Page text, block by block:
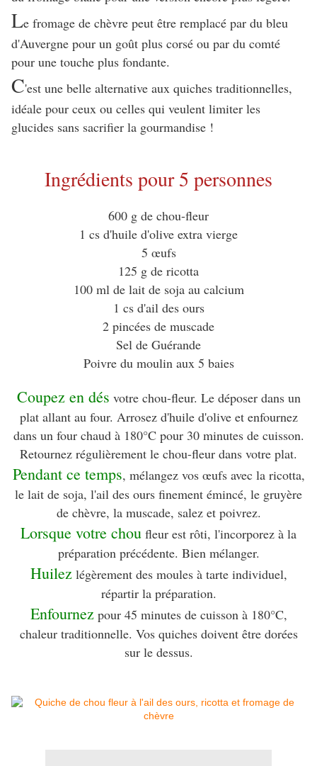
Le fromage de chèvre peut être remplacé par du bleu
d'Auvergne pour un goût plus corsé ou par du comté
pour une touche plus fondante.
C'est une belle alternative aux quiches traditionnelles,
idéale pour ceux ou celles qui veulent limiter les
glucides sans sacrifier la gourmandise !
Ingrédients pour 5 personnes
600 g de chou-fleur
1 cs d'huile d'olive extra vierge
5 œufs
125 g de ricotta
100 ml de lait de soja au calcium
1 cs d'ail des ours
2 pincées de muscade
Sel de Guérande
Poivre du moulin aux 5 baies
Coupez en dés votre chou-fleur. Le déposer dans un
plat allant au four. Arrosez d'huile d'olive et enfournez
dans un four chaud à 180°C pour 30 minutes de cuisson.
Retournez régulièrement le chou-fleur dans votre plat.
Pendant ce temps, mélangez vos œufs avec la ricotta,
le lait de soja, l'ail des ours finement émincé, le gruyère
de chèvre, la muscade, salez et poivrez.
Lorsque votre chou fleur est rôti, l'incorporez à la
préparation précédente. Bien mélanger.
Huilezlégèrement des moules à tarte individuel,
répartir la préparation.
Enfournezpour 45 minutes de cuisson à 180°C,
chaleur traditionnelle. Vos quiches doivent être dorées
sur le dessus.